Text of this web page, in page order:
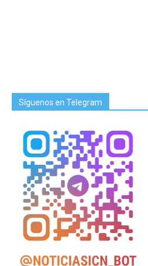
Síguenos en Telegram